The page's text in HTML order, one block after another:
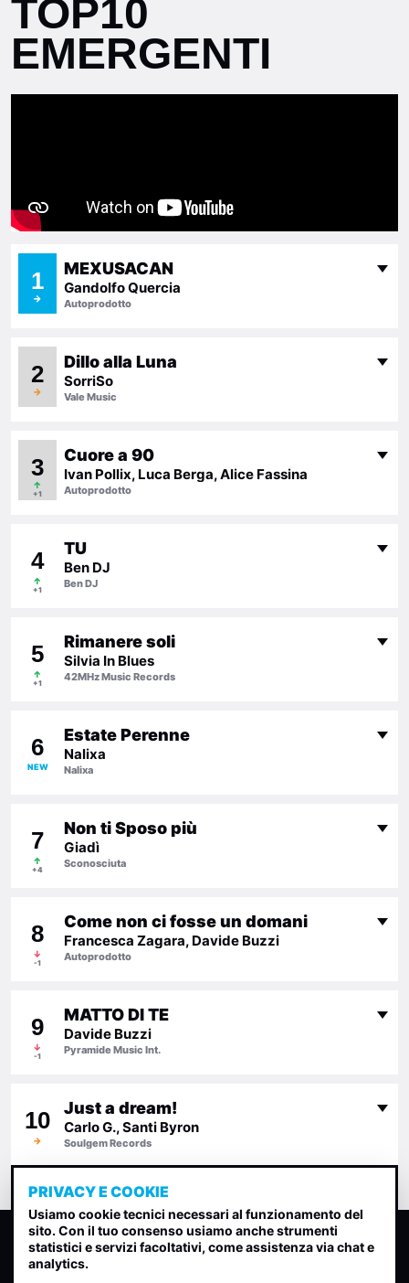
TOP10
EMERGENTI
1 MEXUSACAN
Gandolfo Quercia
Autoprodotto
→
2 Dillo alla Luna
SorriSo
Vale Music
→
3 Cuore a 90
Ivan Pollix, Luca Berga, Alice Fassina
Autoprodotto
↑
+1
4 TU
Ben DJ
Ben DJ
↑
+1
5 Rimanere soli
Silvia In Blues
42MHz Music Records
↑
+1
6 Estate Perenne
Nalixa
Nalixa
NEW
7 Non ti Sposo più
Giadì
Sconosciuta
↑
+4
8 Come non ci fosse un domani
Francesca Zagara, Davide Buzzi
Autoprodotto
↓
-1
9 MATTO DI TE
Davide Buzzi
Pyramide Music Int.
↓
-1
10 Just a dream!
Carlo G., Santi Byron
Soulgem Records
→
CLASSIFICA INDIE
Classifica per indice di gradimento generata dall analisi di
PRIVACY E COOKIE
Usiamo cookie tecnici necessari al funzionamento del
sito. Con il tuo consenso usiamo anche strumenti
statistici e servizi facoltativi, come assistenza via chat e
analytics.